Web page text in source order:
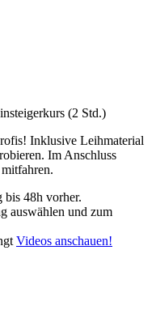
(2 Std.)
Inklusive Leihmaterial
Im Anschluss
bis 48h vorher.
auswählen und zum
Videos anschauen!